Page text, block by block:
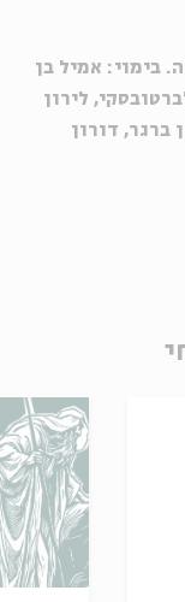
בימוי: אמיל בן
לירון
ברגר, דורון